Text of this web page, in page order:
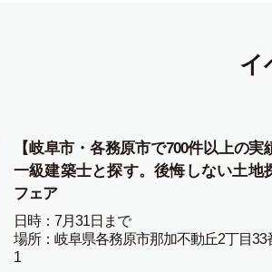
イ
【岐阜市・各務原市で700件以上の実
一級建築士と探す。後悔しない土地
フェア
日時：7月31日まで
場所：岐阜県各務原市那加不動丘2丁目33
1